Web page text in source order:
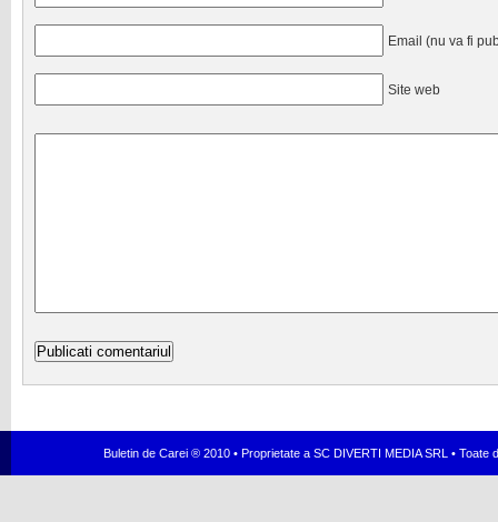
Email (nu va fi
Site web
Buletin de Carei ® 2010 • Proprietate a SC DIVERTI MEDIA SRL •